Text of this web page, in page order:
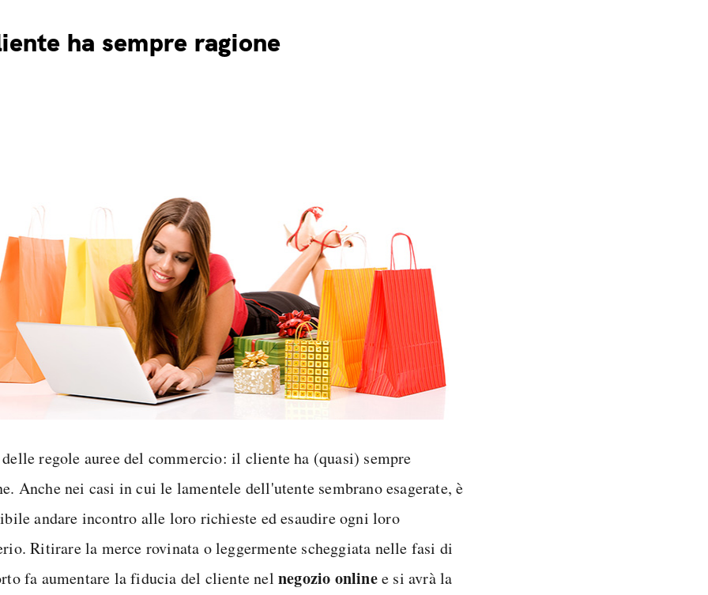
ha sempre ragione
regole auree del commercio: il cliente ha (quasi) sempre
Anche nei casi in cui le lamentele dell'utente sembrano esagerate, è
andare incontro alle loro richieste ed esaudire ogni loro
Ritirare la merce rovinata o leggermente scheggiata nelle fasi di
fa aumentare la fiducia del cliente nelnegozio onlinee si avrà la